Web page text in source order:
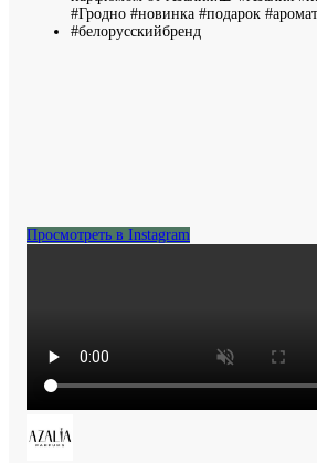
Просмотреть в Instagram